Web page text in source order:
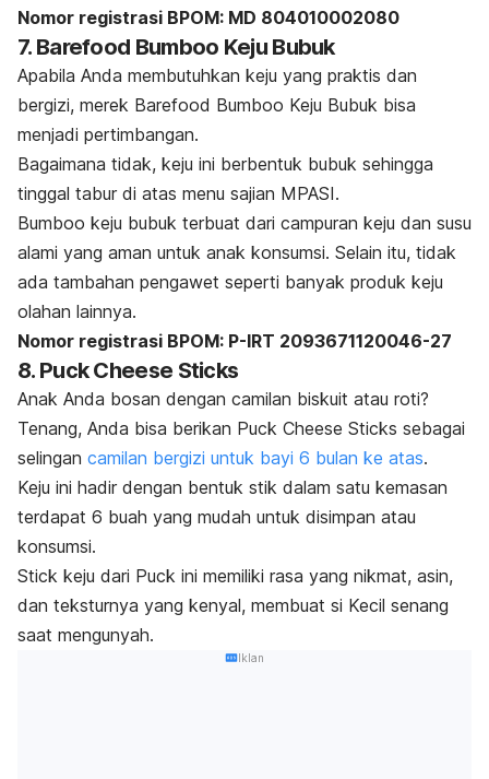
Nomor registrasi BPOM: MD 804010002080
7. Barefood Bumboo Keju Bubuk
Apabila Anda membutuhkan keju yang praktis dan
bergizi, merek Barefood Bumboo Keju Bubuk bisa
menjadi pertimbangan.
Bagaimana tidak, keju ini berbentuk bubuk sehingga
tinggal tabur di atas menu sajian MPASI.
Bumboo keju bubuk terbuat dari campuran keju dan susu
alami yang aman untuk anak konsumsi. Selain itu, tidak
ada tambahan pengawet seperti banyak produk keju
olahan lainnya.
Nomor registrasi BPOM: P-IRT 2093671120046-27
8. Puck Cheese Sticks
Anak Anda bosan dengan camilan biskuit atau roti?
Tenang, Anda bisa berikan Puck Cheese Sticks sebagai
selingan camilan bergizi untuk bayi 6 bulan ke atas.
Keju ini hadir dengan bentuk stik dalam satu kemasan
terdapat 6 buah yang mudah untuk disimpan atau
konsumsi.
Stick keju dari Puck ini memiliki rasa yang nikmat, asin,
dan teksturnya yang kenyal, membuat si Kecil senang
saat mengunyah.
Iklan